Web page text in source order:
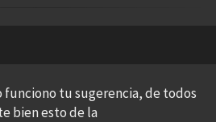
funciono tu sugerencia, de todos
bien esto de la